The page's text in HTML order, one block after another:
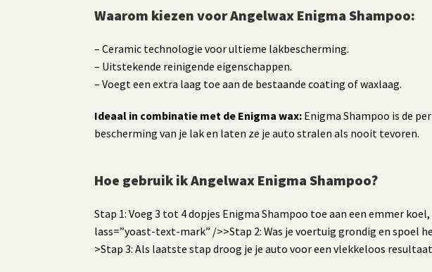
Waarom kiezen voor Angelwax Enigma Shampoo:
– Ceramic technologie voor ultieme lakbescherming.
– Uitstekende reinigende eigenschappen.
– Voegt een extra laag toe aan de bestaande coating of waxlaag.
Ideaal in combinatie met de Enigma wax: Enigma Shampoo is de
bescherming van je lak en laten ze je auto stralen als nooit tevoren.
Hoe gebruik ik Angelwax Enigma Shampoo?
Stap 1: Voeg 3 tot 4 dopjes Enigma Shampoo toe aan een emmer
lass=”yoast-text-mark” />>Stap 2: Was je voertuig grondig en spoel
>Stap 3: Als laatste stap droog je je auto voor een vlekkeloos